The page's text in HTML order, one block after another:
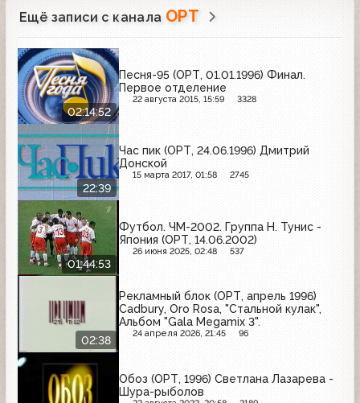
Ещё записи с канала ОРТ
02:14:52
Песня-95 (ОРТ, 01.01.1996) Финал.
Первое отделение
22 августа 2015, 15:59 3328
22:39
Час пик (ОРТ, 24.06.1996) Дмитрий
Донской
15 марта 2017, 01:58 2745
01:44:53
Футбол. ЧМ-2002. Группа H. Тунис -
Япония (ОРТ, 14.06.2002)
26 июня 2025, 02:48 537
02:38
Рекламный блок (ОРТ, апрель 1996)
Cadbury, Oro Rosa, "Стальной кулак",
Альбом "Gala Megamix 3".
24 апреля 2026, 21:45 96
Обоз (ОРТ, 1996) Светлана Лазарева -
Шура-рыболов